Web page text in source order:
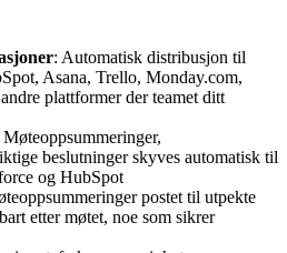
: Automatisk distribusjon til
Asana, Trello, Monday.com,
plattformer der teamet ditt
Møteoppsummeringer,
beslutninger skyves automatisk til
og HubSpot
postet til utpekte
etter møtet, noe som sikrer